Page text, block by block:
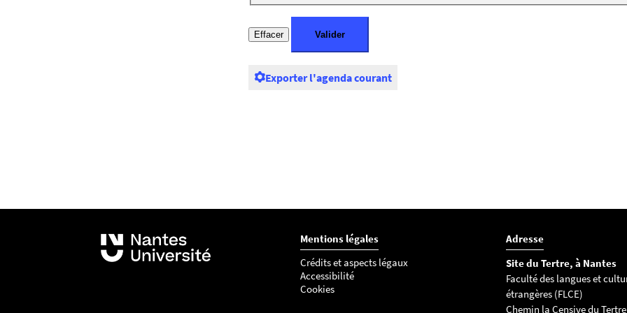
Exporter l'agenda courant
Mentions légales
Crédits et aspects légaux
Accessibilité
Cookies
Adresse
Site du Tertre, à Nantes
Faculté des langues et
étrangères (FLCE)
Chemin la Censive du Tertre